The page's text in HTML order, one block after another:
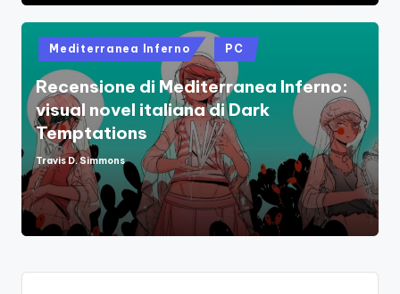
Posted
in
Mediterranea Inferno PC
Recensione di Mediterranea Inferno:
visual novel italiana di Dark
Temptations
Posted
by
Travis D. Simmons